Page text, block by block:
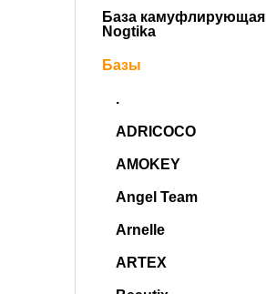
База камуфлирующая
Nogtika
Базы
.
ADRICOCO
AMOKEY
Angel Team
Arnelle
ARTEX